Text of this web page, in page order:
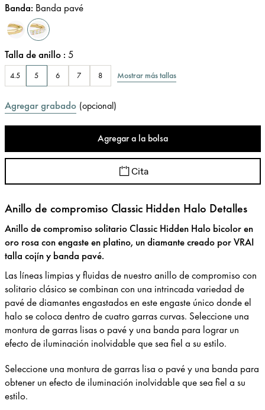
Banda: Banda pavé
Talla de anillo : 5
4.5 5 6 7 8 Mostrar más tallas
Agregar grabado (opcional)
Agregar a la bolsa
Cita
Anillo de compromiso Classic Hidden Halo Detalles
Anillo de compromiso solitario Classic Hidden Halo bicolor en
oro rosa con engaste en platino, un diamante creado por VRAI
talla cojín y banda pavé.
Las líneas limpias y fluidas de nuestro anillo de compromiso con
solitario clásico se combinan con una intrincada variedad de
pavé de diamantes engastados en este engaste único donde el
halo se coloca dentro de cuatro garras curvas. Seleccione una
montura de garras lisas o pavé y una banda para lograr un
efecto de iluminación inolvidable que sea fiel a su estilo.
Seleccione una montura de garras lisa o pavé y una banda para
obtener un efecto de iluminación inolvidable que sea fiel a su
estilo.